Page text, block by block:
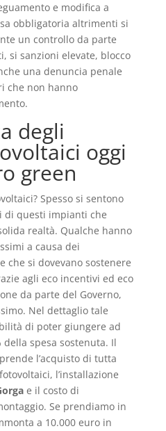
e modifica a
obbligatoria altrimenti si
un controllo da parte
si sanzioni elevate, blocco
una denuncia penale
che non hanno
degli
oggi
green
Spesso si sentono
di questi impianti che
realtà. Qualche hanno
a causa dei
che si dovevano sostenere
agli eco incentivi ed eco
da parte del Governo,
Nel dettaglio tale
di poter giungere ad
spesa sostenuta. Il
l’acquisto di tutta
l’installazione
e il costo di
Se prendiamo in
a 10.000 euro in